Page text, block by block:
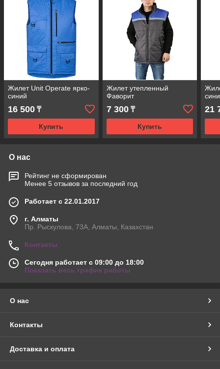
Жилет Unit Operate ярко-
синий
16 500 ₸
Купить
Жилет утепленный
Фаворит
7 300₸
Купить
21
О нас
Рейтинг не сформирован
Менее 5 отзывов за последний год
Работает с 22.01.2017
г. Алматы
Пр. Рыскулова, 73А, Алматы, Казахстан
Контакты
Сегодня работает с 09:00 до 18:00
Показать весь график работы
О нас
Контакты
Доставка и оплата